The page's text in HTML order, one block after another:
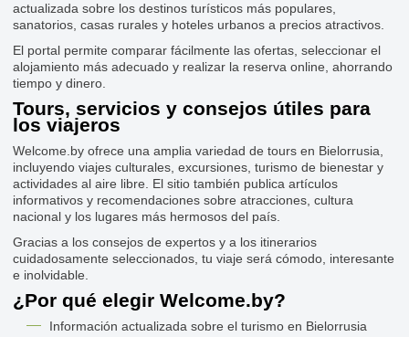
actualizada sobre los destinos turísticos más populares,
sanatorios, casas rurales y hoteles urbanos a precios atractivos.
El portal permite comparar fácilmente las ofertas, seleccionar el
alojamiento más adecuado y realizar la reserva online, ahorrando
tiempo y dinero.
Tours, servicios y consejos útiles para
los viajeros
Welcome.by ofrece una amplia variedad de tours en Bielorrusia,
incluyendo viajes culturales, excursiones, turismo de bienestar y
actividades al aire libre. El sitio también publica artículos
informativos y recomendaciones sobre atracciones, cultura
nacional y los lugares más hermosos del país.
Gracias a los consejos de expertos y a los itinerarios
cuidadosamente seleccionados, tu viaje será cómodo, interesante
e inolvidable.
¿Por qué elegir Welcome.by?
Información actualizada sobre el turismo en Bielorrusia